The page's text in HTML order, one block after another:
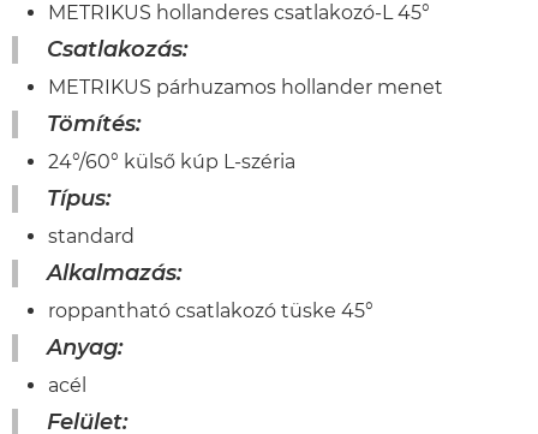
METRIKUS hollanderes csatlakozó-L 45°
Csatlakozás:
METRIKUS párhuzamos hollander menet
Tömítés:
24°/60° külső kúp L-széria
Típus:
standard
Alkalmazás:
roppantható csatlakozó tüske 45°
Anyag:
acél
Felület: